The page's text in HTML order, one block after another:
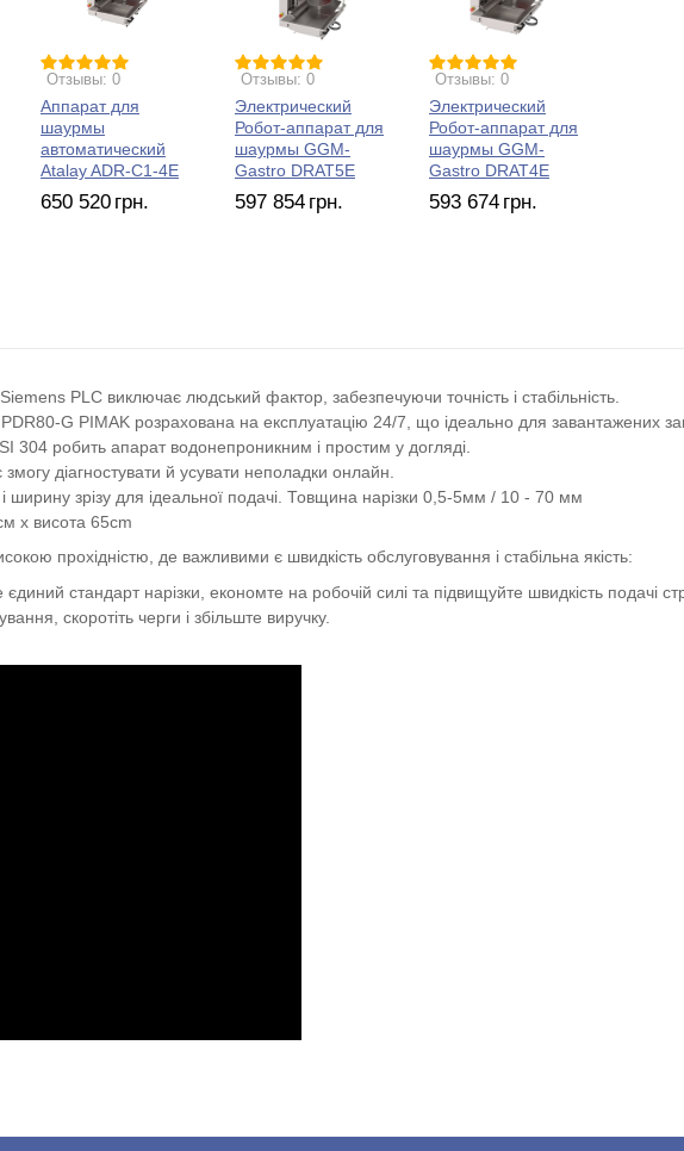
Отзывы: 0
Аппарат для
шаурмы
автоматический
Atalay ADR-C1-4E
650 520 грн.
Отзывы: 0
Электрический
Робот-аппарат для
шаурмы GGM-
Gastro DRAT5E
597 854 грн.
Отзывы: 0
Электрический
Робот-аппарат для
шаурмы GGM-
Gastro DRAT4E
593 674 грн.
PLC виключає людський фактор, забезпечуючи точність і стабільність.
G PIMAK розрахована на експлуатацію 24/7, що ідеально для завантажених
304 робить апарат водонепроникним і простим у догляді.
діагностувати й усувати неполадки онлайн.
ширину зрізу для ідеальної подачі. Товщина нарізки 0,5-5мм / 10 - 70 мм
x висота 65cm
прохідністю, де важливими є швидкість обслуговування і стабільна якість:
стандарт нарізки, економте на робочій силі та підвищуйте швидкість подачі
скоротіть черги і збільште виручку.